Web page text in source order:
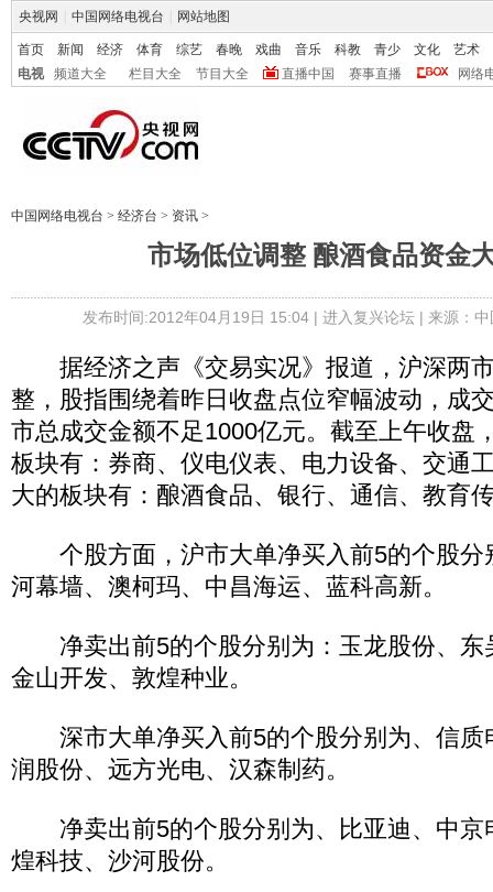
央视网 中国网络电视台 网站地图
首页 新闻 经济 体育 综艺 春晚 戏曲 音乐 科教 青少 文化
艺术
电视
频道大全 栏目大全 节目大全 直播中国 赛事直播 网络
中国网络电视台 > 经济台 > 资讯 >
市场低位调整 酿酒食品资金
发布时间:2012年04月19日 15:04 | 进入复兴论坛| 来源：
据经济之声《交易实况》报道，沪深两
整，股指围绕着昨日收盘点位窄幅波动，成
市总成交金额不足1000亿元。截至上午收盘
板块有：券商、仪电仪表、电力设备、交通
大的板块有：酿酒食品、银行、通信、教育
个股方面，沪市大单净买入前5的个股分
河幕墙、澳柯玛、中昌海运、蓝科高新。
净卖出前5的个股分别为：玉龙股份、东
金山开发、敦煌种业。
深市大单净买入前5的个股分别为、信质
润股份、远方光电、汉森制药。
净卖出前5的个股分别为、比亚迪、中京
煌科技、沙河股份。